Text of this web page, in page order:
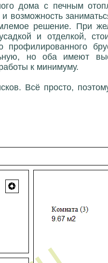
дома с печным
возможность
решение. При
и отделкой,
профилированного
но оба имеют
к минимуму.
Всё просто,